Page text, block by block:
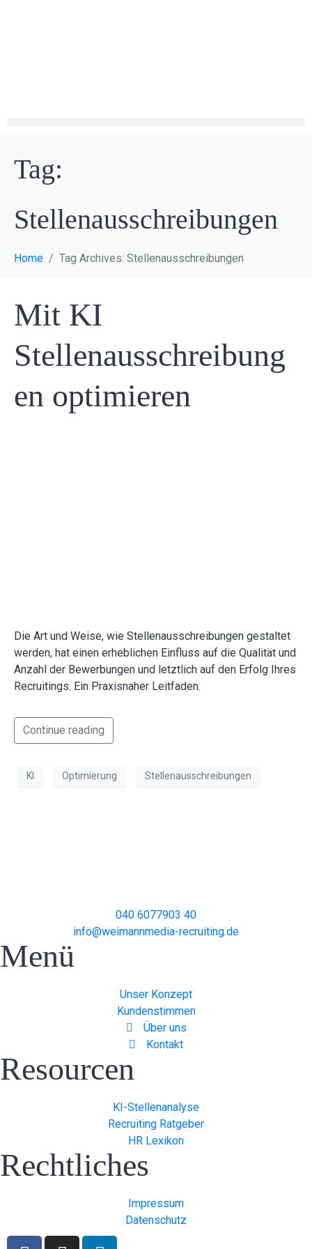
Tag:
Stellenausschreibungen
Home Tag Archives: Stellenausschreibungen
Mit KI
Stellenausschreibung
en optimieren
Die Art und Weise, wie Stellenausschreibungen gestaltet
werden, hat einen erheblichen Einfluss auf die Qualität und
Anzahl der Bewerbungen und letztlich auf den Erfolg Ihres
Recruitings. Ein Praxisnaher Leitfaden.
Continue reading
KI Optimierung Stellenausschreibungen
040 6077903 40
info@weimannmedia-recruiting.de
Menü
Unser Konzept
Kundenstimmen
Über uns
Kontakt
Resourcen
KI-Stellenanalyse
Recruiting Ratgeber
HR Lexikon
Rechtliches
Impressum
Datenschutz